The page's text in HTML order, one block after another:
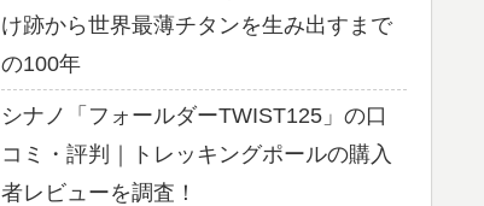
け跡から世界最薄チタンを生み出すまで
の100年
シナノ「フォールダーTWIST125」の口
コミ・評判｜トレッキングポールの購入
者レビューを調査！